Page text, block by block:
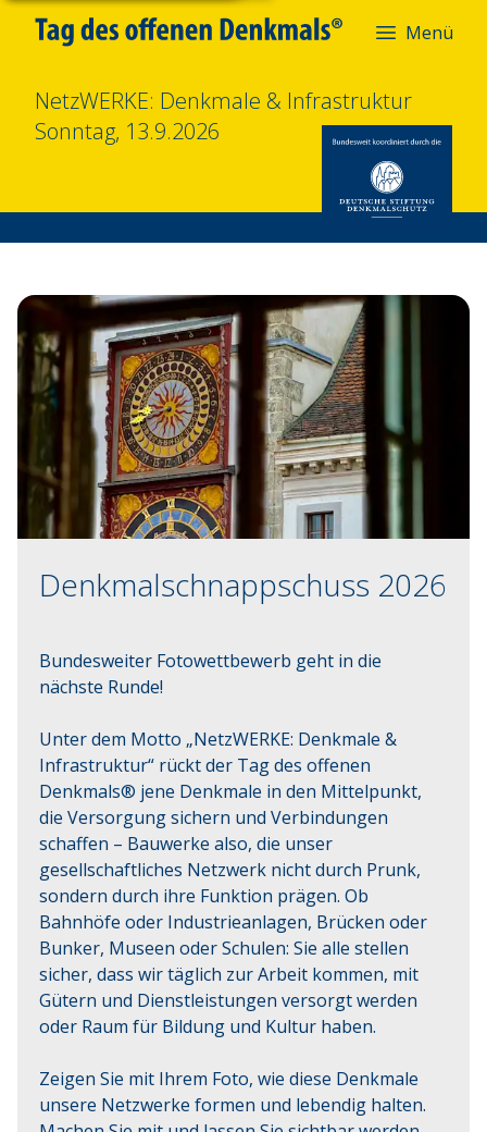
Menü
NetzWERKE: Denkmale & Infrastruktur
Sonntag, 13.9.2026
Denkmalschnappschuss 2026
Bundesweiter Fotowettbewerb geht in die
nächste Runde!
Unter dem Motto „NetzWERKE: Denkmale &
Infrastruktur“ rückt der Tag des offenen
Denkmals® jene Denkmale in den Mittelpunkt,
die Versorgung sichern und Verbindungen
schaffen – Bauwerke also, die unser
gesellschaftliches Netzwerk nicht durch Prunk,
sondern durch ihre Funktion prägen. Ob
Bahnhöfe oder Industrieanlagen, Brücken oder
Bunker, Museen oder Schulen: Sie alle stellen
sicher, dass wir täglich zur Arbeit kommen, mit
Gütern und Dienstleistungen versorgt werden
oder Raum für Bildung und Kultur haben.
Zeigen Sie mit Ihrem Foto, wie diese Denkmale
unsere Netzwerke formen und lebendig halten.